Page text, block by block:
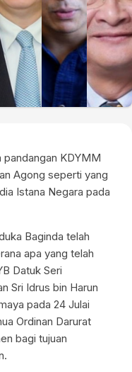
pandangan KDYMM
Agong seperti yang
Istana Negara pada
Baginda telah
apa yang telah
Datuk Seri
Sri Idrus bin Harun
pada 24 Julai
Ordinan Darurat
bagi tujuan